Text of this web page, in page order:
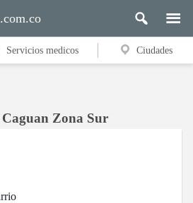
Servicios medicos Ciudades
Zona Sur